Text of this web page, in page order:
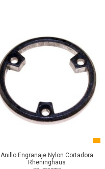
Anillo Engranaje Nylon Cortadora
Rheninghaus